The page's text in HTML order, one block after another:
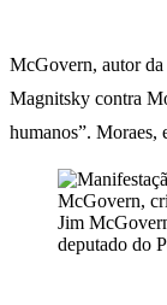
McGovern, autor
Magnitsky contra
humanos”. Moraes,
Jim
deputado do